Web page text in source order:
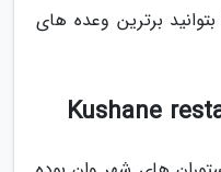
برترین وعده های